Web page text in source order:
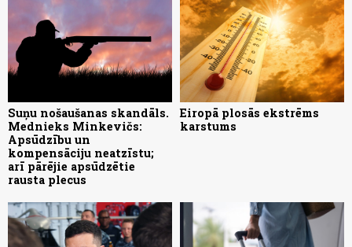
Suņu nošaušanas skandāls.
Mednieks Minkevičs:
Apsūdzību un
kompensāciju neatzīstu;
arī pārējie apsūdzētie
rausta plecus
Eiropā plosās ekstrēms
karstums